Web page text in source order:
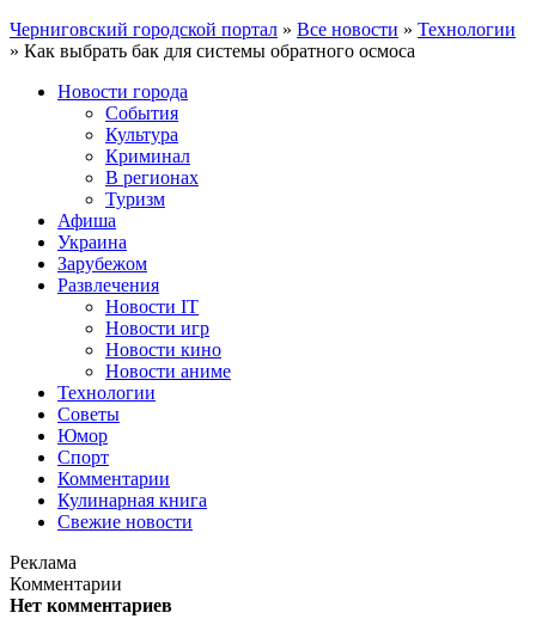
Черниговский городской портал » Все новости » Технологии
» Как выбрать бак для системы обратного осмоса
Новости города
События
Культура
Криминал
В регионах
Туризм
Афиша
Украина
Зарубежом
Развлечения
Новости IT
Новости игр
Новости кино
Новости аниме
Технологии
Советы
Юмор
Спорт
Комментарии
Кулинарная книга
Свежие новости
Реклама
Комментарии
Нет комментариев